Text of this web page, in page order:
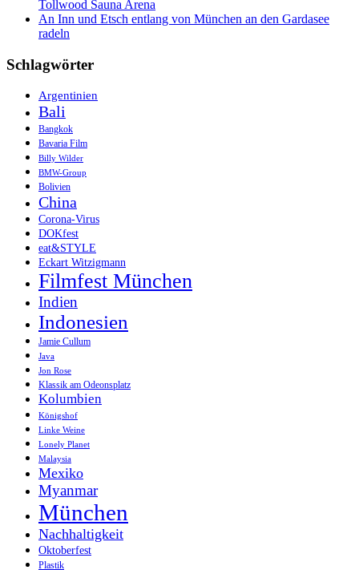
Tollwood Sauna Arena
An Inn und Etsch entlang von München an den Gardasee
radeln
Schlagwörter
Argentinien
Bali
Bangkok
Bavaria Film
Billy Wilder
BMW-Group
Bolivien
China
Corona-Virus
DOKfest
eat&STYLE
Eckart Witzigmann
Filmfest München
Indien
Indonesien
Jamie Cullum
Java
Jon Rose
Klassik am Odeonsplatz
Kolumbien
Königshof
Linke Weine
Lonely Planet
Malaysia
Mexiko
Myanmar
München
Nachhaltigkeit
Oktoberfest
Plastik